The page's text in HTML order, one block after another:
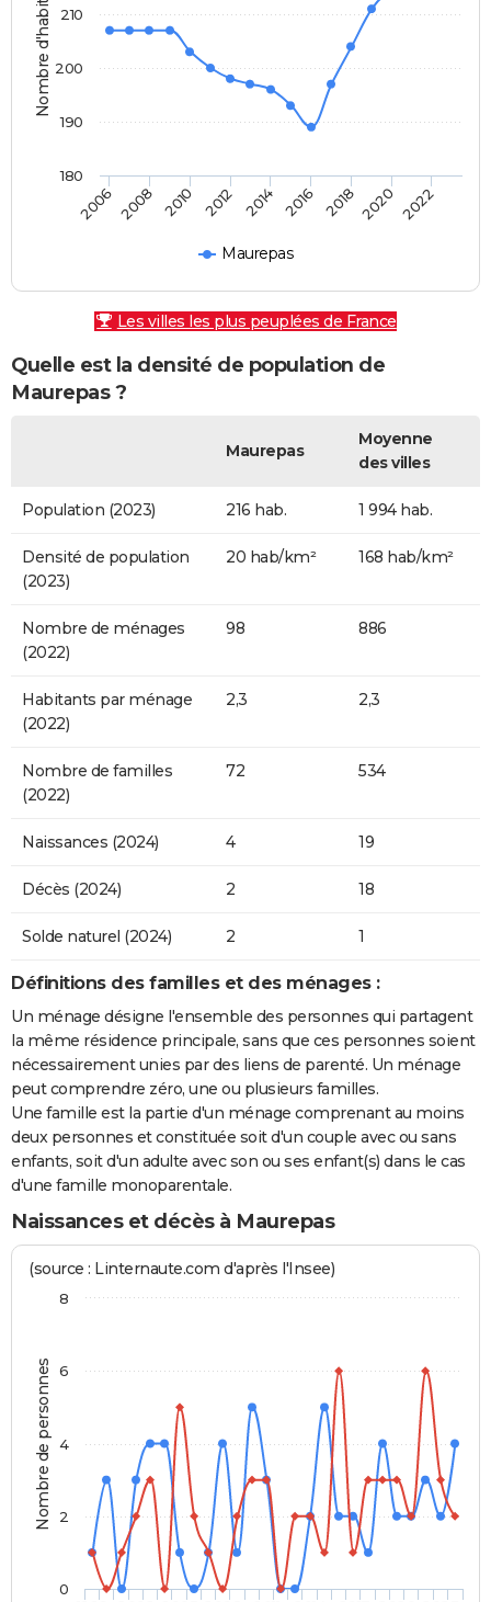
Nombre d'habitants
Maurepas
2006 2008 2010 2012 2014 2016 2018 2020 2022
180
190
200
210
Les villes les plus peuplées de France
Quelle est la densité de population de
Maurepas ?
Maurepas
Moyenne
des villes
Population (2023) 216 hab. 1 994 hab.
Densité de population
(2023)
20 hab/km² 168 hab/km²
Nombre de ménages
(2022)
98 886
Habitants par ménage
(2022)
2,3 2,3
Nombre de familles
(2022)
72 534
Naissances (2024) 4 19
Décès (2024) 2 18
Solde naturel (2024) 2 1
Définitions des familles et des ménages :
Un ménage désigne l'ensemble des personnes qui partagent
la même résidence principale, sans que ces personnes soient
nécessairement unies par des liens de parenté. Un ménage
peut comprendre zéro, une ou plusieurs familles.
Une famille est la partie d'un ménage comprenant au moins
deux personnes et constituée soit d'un couple avec ou sans
enfants, soit d'un adulte avec son ou ses enfant(s) dans le cas
d'une famille monoparentale.
Naissances et décès à Maurepas
Nombre de personnes
(source : Linternaute.com d'après l'Insee)
0
2
4
6
8